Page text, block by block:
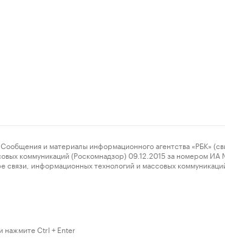
и материалы информационного агентства «РБК»
коммуникаций (Роскомнадзор) 09.12.2015 за номером
информационных технологий и массовых
нажмите Ctrl + Enter